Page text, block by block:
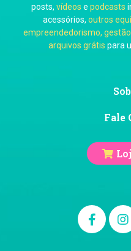
Ju
posts, vídeos e podcasts
acessórios, outros
empreendedorismo,
arquivos grátis para
Fale